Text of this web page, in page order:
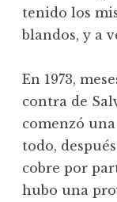
tenido los
blandos, y a
En 1973,
contra de
comenzó
todo,
cobre por
hubo una